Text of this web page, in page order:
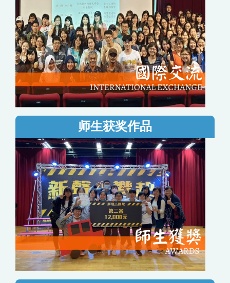
师生获奖作品